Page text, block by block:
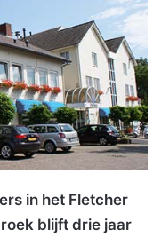
in het Fletcher
blijft drie jaar